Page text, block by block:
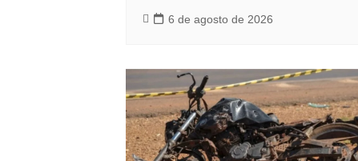
6 de agosto de 2026